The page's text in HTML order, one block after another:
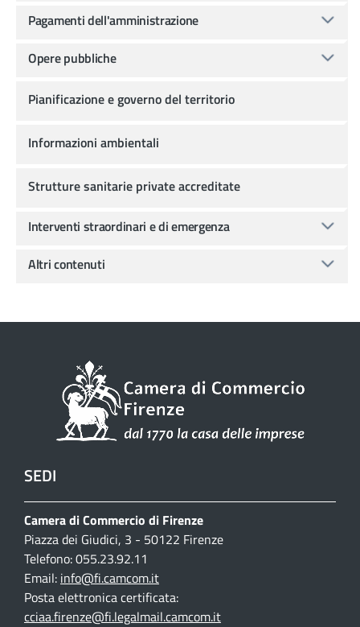
Pagamenti dell'amministrazione
Opere pubbliche
Pianificazione e governo del territorio
Informazioni ambientali
Strutture sanitarie private accreditate
Interventi straordinari e di emergenza
Altri contenuti
SEDI
Camera di Commercio di Firenze
Piazza dei Giudici, 3 - 50122 Firenze
Telefono: 055.23.92.11
Email: info@fi.camcom.it
Posta elettronica certificata:
cciaa.firenze@fi.legalmail.camcom.it